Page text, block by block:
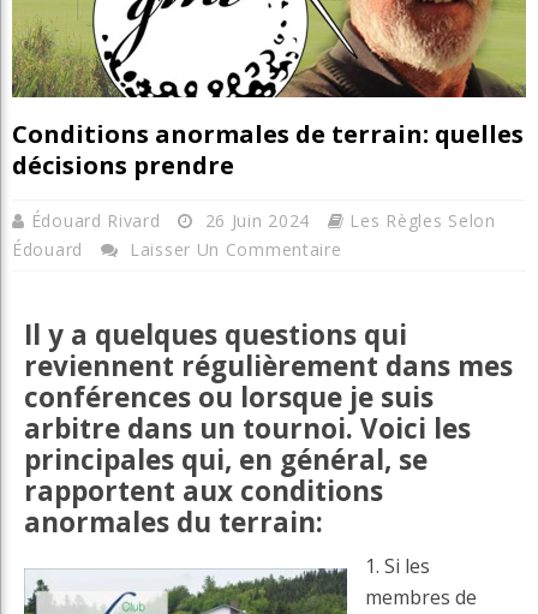
Conditions anormales de terrain: quelles
décisions prendre
Édouard Rivard 26 Juin 2024
Les Règles Selon
Édouard
Laisser Un Commentaire
Il y a quelques questions qui
reviennent régulièrement dans mes
conférences ou lorsque je suis
arbitre dans un tournoi. Voici les
principales qui, en général, se
rapportent aux conditions
anormales du terrain:
1. Si les
membres de